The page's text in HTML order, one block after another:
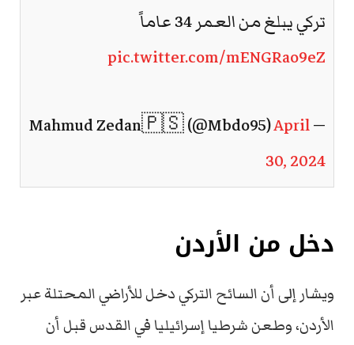
تركي يبلغ من العمر 34 عاماً
pic.twitter.com/mENGRao9eZ
— Mahmud Zedan🇵🇸 (@Mbdo95)
April
30, 2024
دخل من الأردن
ويشار إلى أن السائح التركي دخل للأراضي المحتلة عبر
الأردن، وطعن شرطيا إسرائيليا في القدس قبل أن